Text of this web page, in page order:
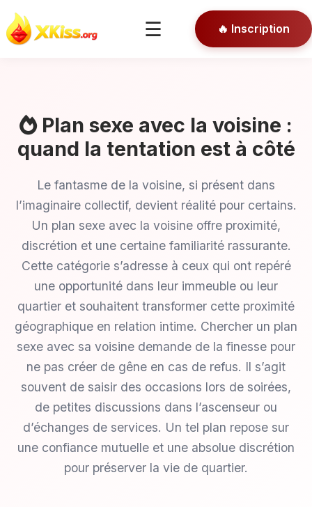
☰
🎯 Conseils
🔒 Connexion
🔥 Inscription
Plan sexe avec la voisine :
quand la tentation est à côté
Le fantasme de la voisine, si présent dans
l’imaginaire collectif, devient réalité pour certains.
Un plan sexe avec la voisine offre proximité,
discrétion et une certaine familiarité rassurante.
Cette catégorie s’adresse à ceux qui ont repéré
une opportunité dans leur immeuble ou leur
quartier et souhaitent transformer cette proximité
géographique en relation intime. Chercher un plan
sexe avec sa voisine demande de la finesse pour
ne pas créer de gêne en cas de refus. Il s’agit
souvent de saisir des occasions lors de soirées,
de petites discussions dans l’ascenseur ou
d’échanges de services. Un tel plan repose sur
une confiance mutuelle et une absolue discrétion
pour préserver la vie de quartier.